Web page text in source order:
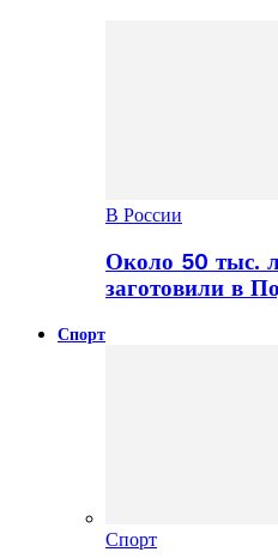
В России
Около 50 тыс.
заготовили в
Спорт
Спорт